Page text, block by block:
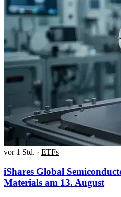
vor 1 Std. · ETFs
iShares Global
Materials am 13. August